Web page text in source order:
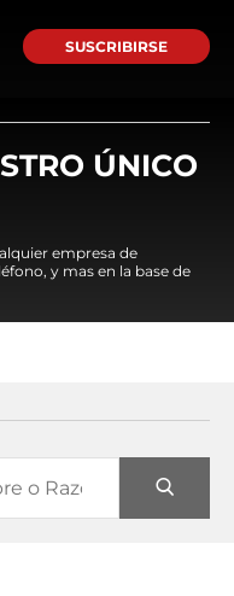
SUSCRIBIRSE
ÚNICO
empresa de
y mas en la base de